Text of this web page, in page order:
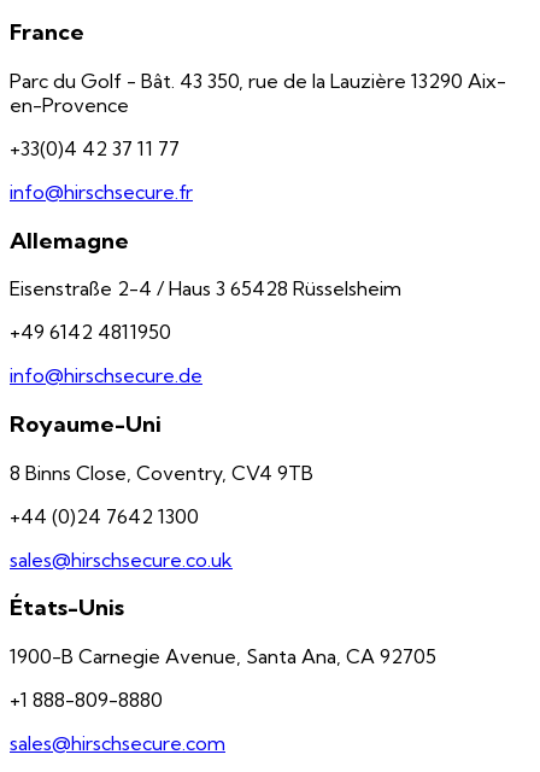
France
Parc du Golf - Bât. 43 350, rue de la Lauzière 13290 Aix-
en-Provence
+33(0)4 42 37 11 77
info@hirschsecure.fr
Allemagne
Eisenstraße 2-4 / Haus 3 65428 Rüsselsheim
+49 6142 4811950
info@hirschsecure.de
Royaume-Uni
8 Binns Close, Coventry, CV4 9TB
+44 (0)24 7642 1300
sales@hirschsecure.co.uk
États-Unis
1900-B Carnegie Avenue, Santa Ana, CA 92705
+1 888-809-8880
sales@hirschsecure.com